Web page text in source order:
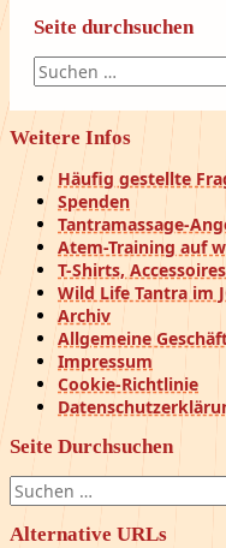
Seite durchsuchen
Suchen
nach:
Weitere Infos
Häufig gestellte
Spenden
Tantramassage-
Atem-Training auf
T-Shirts,
Wild Life Tantra im
Archiv
Allgemeine
Impressum
Cookie-Richtlinie
Seite Durchsuchen
Suchen
nach:
Alternative URLs